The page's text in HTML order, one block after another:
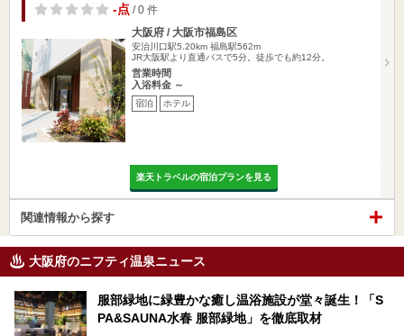
-点/ 0 件
大阪府 / 大阪市福島区
安治川口駅5.20km 福島駅562m
JR大阪駅より直通バスで5分。徒歩でも約12分。
営業時間
入浴料金 ～
宿泊 ホテル
楽天トラベルの宿泊プランを見る
関連情報から探す
大阪府のニフティ温泉ニュース
服部緑地に緑豊かな癒し温浴施設が堂々誕生！「S
PA&SAUNA水春 服部緑地」を徹底取材